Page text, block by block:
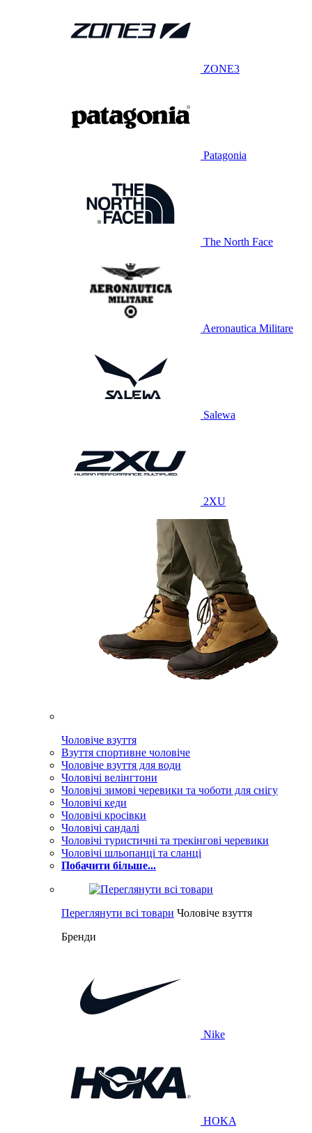
ZONE3
Patagonia
The North Face
Aeronautica Militare
Salewa
2XU
Чоловіче взуття
Взуття спортивне чоловіче
Чоловіче взуття для води
Чоловічі велінгтони
Чоловічі зимові черевики та чоботи для снігу
Чоловічі кеди
Чоловічі кросівки
Чоловічі сандалі
Чоловічі туристичні та трекінгові черевики
Чоловічі шльопанці та сланці
Побачити більше...
Переглянути всі товари Чоловіче взуття
Бренди
Nike
HOKA